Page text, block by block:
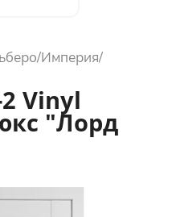
Империя
Vinyl
"Лорд